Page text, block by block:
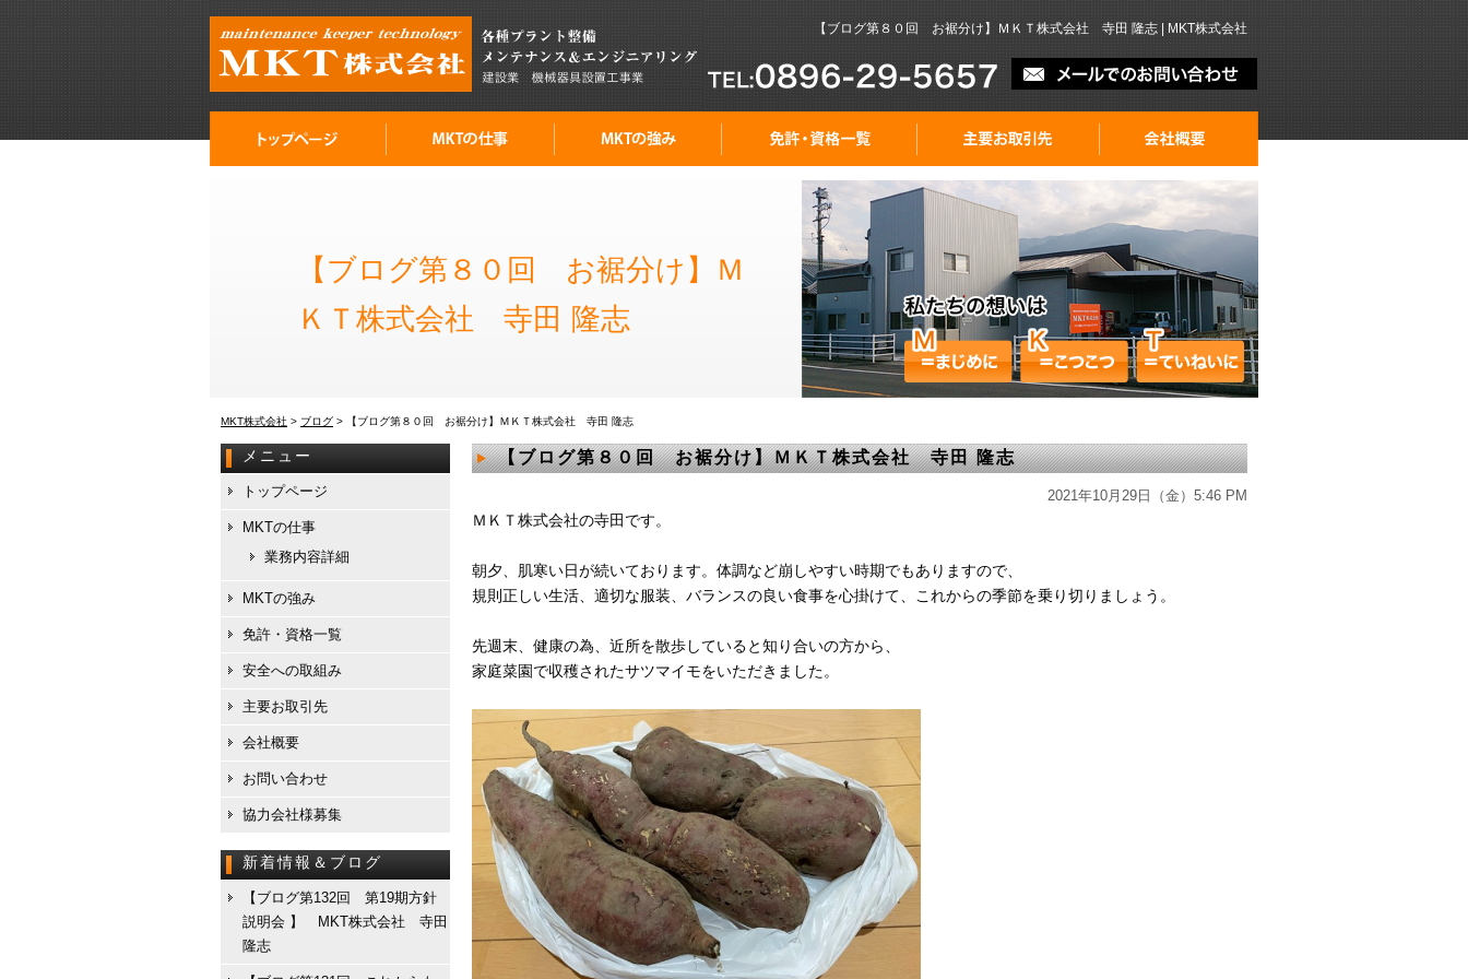
【ブログ第８０回 お裾分け】ＭＫＴ株式会社 寺田 隆志 | MKT株式会社
【ブログ第８０回 お裾分け】Ｍ
ＫＴ株式会社 寺田 隆志
MKT株式会社 > ブログ > 【ブログ第８０回 お裾分け】ＭＫＴ株式会社 寺田 隆志
【ブログ第８０回 お裾分け】ＭＫＴ株式会社 寺田 隆志
2021年10月29日（金）5:46 PM
ＭＫＴ株式会社の寺田です。
朝夕、肌寒い日が続いております。体調など崩しやすい時期でもありますので、
規則正しい生活、適切な服装、バランスの良い食事を心掛けて、これからの季節を乗り切りましょう。
先週末、健康の為、近所を散歩していると知り合いの方から、
家庭菜園で収穫されたサツマイモをいただきました。
メニュー
トップページ
MKTの仕事
業務内容詳細
MKTの強み
免許・資格一覧
安全への取組み
主要お取引先
会社概要
お問い合わせ
協力会社様募集
新着情報＆ブログ
【ブログ第132回 第19期方針
説明会 】 MKT株式会社 寺田
隆志